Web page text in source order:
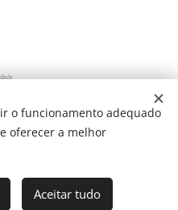
o funcionamento adequado
oferecer a melhor
Aceitar tudo